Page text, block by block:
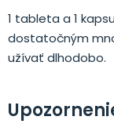
1 tableta a 1
dostatočným
užívať dlhodobo.